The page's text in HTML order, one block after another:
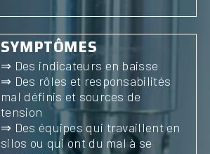
SYMPTÔMES
⇒ Des indicateurs en baisse
⇒ Des rôles et responsabilités
mal définis et sources de
tension
⇒ Des équipes qui travaillent en
silos ou qui ont du mal à se